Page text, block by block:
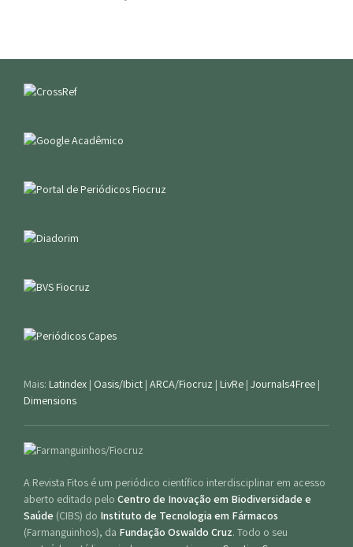
Mais: Latindex | Oasis/Ibict | ARCA/Fiocruz | LivRe | Journals4Free |
Dimensions
A Revista Fitos é um periódico científico interdisciplinar em acesso
aberto editado pelo Centro de Inovação em Biodiversidade e
Saúde (CIBS) do Instituto de Tecnologia em Fármacos
(Farmanguinhos), da Fundação Oswaldo Cruz. Todo o seu